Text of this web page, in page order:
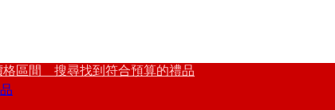
區間 搜尋找到符合預算的禮品